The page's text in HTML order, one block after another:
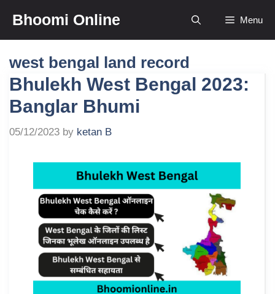
content
Bhoomi Online Menu
west bengal land record
Bhulekh West Bengal 2023:
Banglar Bhumi
05/12/2023 by ketan B